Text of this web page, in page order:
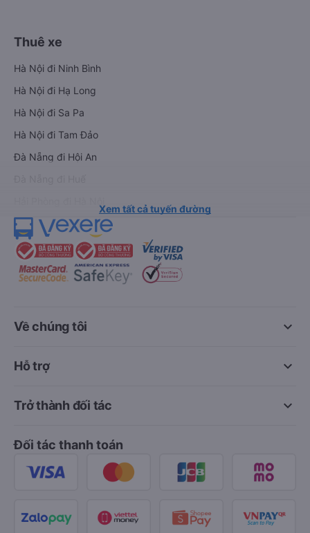
Thuê xe
Hà Nội đi Ninh Bình
Hà Nội đi Hạ Long
Hà Nội đi Sa Pa
Hà Nội đi Tam Đảo
Đà Nẵng đi Hội An
Xem tất cả tuyến đường
keyboard_arrow_down
Về chúng tôi
keyboard_arrow_down
Hỗ trợ
keyboard_arrow_down
Trở thành đối tác
Đối tác thanh toán